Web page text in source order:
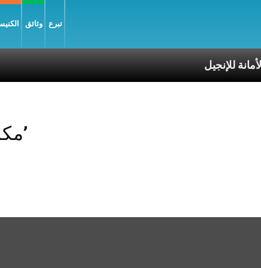
وثائق تبرع
Posts Tagged ‘مكسيك’